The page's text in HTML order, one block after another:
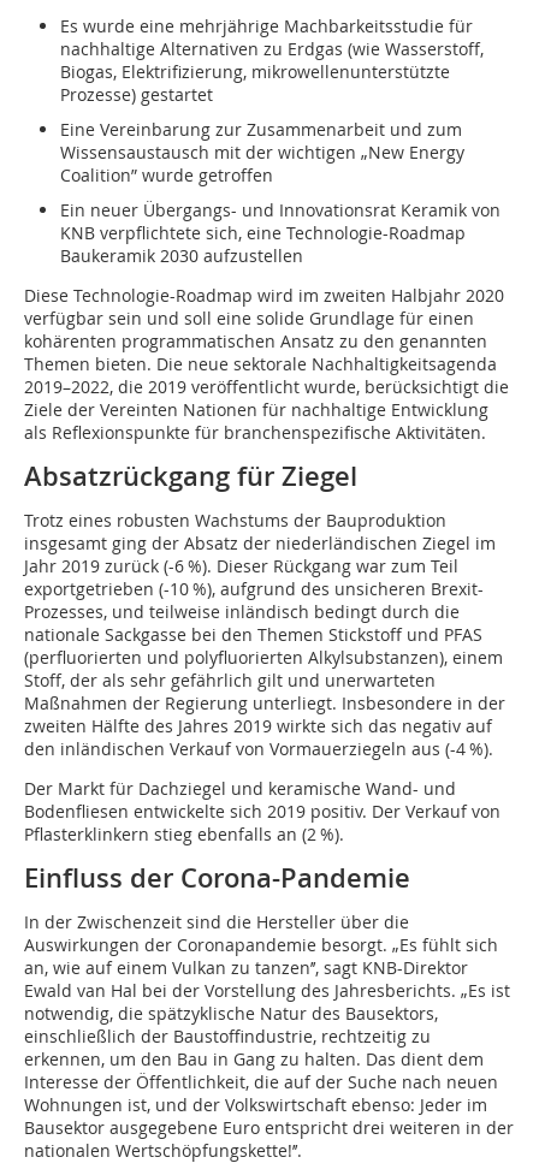
Es wurde eine mehrjährige Machbarkeitsstudie für
nachhaltige Alternativen zu Erdgas (wie Wasserstoff,
Biogas, Elektrifizierung, mikrowellenunterstützte
Prozesse) gestartet
Eine Vereinbarung zur Zusammenarbeit und zum
Wissensaustausch mit der wichtigen „New Energy
Coalition” wurde getroffen
Ein neuer Übergangs- und Innovationsrat Keramik von
KNB verpflichtete sich, eine Technologie-Roadmap
Baukeramik 2030 aufzustellen
Diese Technologie-Roadmap wird im zweiten Halbjahr 2020
verfügbar sein und soll eine solide Grundlage für einen
kohärenten programmatischen Ansatz zu den genannten
Themen bieten. Die neue sektorale Nachhaltigkeitsagenda
2019–2022, die 2019 veröffentlicht wurde, berücksichtigt die
Ziele der Vereinten Nationen für nachhaltige Entwicklung
als Reflexionspunkte für branchenspezifische Aktivitäten.
Absatzrückgang für Ziegel
Trotz eines robusten Wachstums der Bauproduktion
insgesamt ging der Absatz der niederländischen Ziegel im
Jahr 2019 zurück (-6 %). Dieser Rückgang war zum Teil
exportgetrieben (-10 %), aufgrund des unsicheren Brexit-
Prozesses, und teilweise inländisch bedingt durch die
nationale Sackgasse bei den Themen Stickstoff und PFAS
(perfluorierten und polyfluorierten Alkylsubstanzen), einem
Stoff, der als sehr gefährlich gilt und unerwarteten
Maßnahmen der Regierung unterliegt. Insbesondere in der
zweiten Hälfte des Jahres 2019 wirkte sich das negativ auf
den inländischen Verkauf von Vormauerziegeln aus (-4 %).
Der Markt für Dachziegel und keramische Wand- und
Bodenfliesen entwickelte sich 2019 positiv. Der Verkauf von
Pflasterklinkern stieg ebenfalls an (2 %).
Einfluss der Corona-Pandemie
In der Zwischenzeit sind die Hersteller über die
Auswirkungen der Coronapandemie besorgt. „Es fühlt sich
an, wie auf einem Vulkan zu tanzen’’, sagt KNB-Direktor
Ewald van Hal bei der Vorstellung des Jahresberichts. „Es ist
notwendig, die spätzyklische Natur des Bausektors,
einschließlich der Baustoffindustrie, rechtzeitig zu
erkennen, um den Bau in Gang zu halten. Das dient dem
Interesse der Öffentlichkeit, die auf der Suche nach neuen
Wohnungen ist, und der Volkswirtschaft ebenso: Jeder im
Bausektor ausgegebene Euro entspricht drei weiteren in der
nationalen Wertschöpfungskette!’’.